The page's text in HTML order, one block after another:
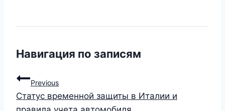
Навигация по записям
Previous
Статус временной защиты в Италии и